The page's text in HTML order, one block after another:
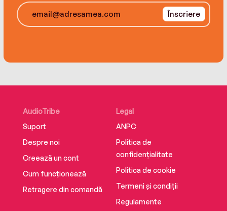
Here in the Tower, no one is safe – because
Înscriere
AudioTribe
Suport
Despre noi
Creează un cont
Cum funcționează
Retragere din comandă
Legal
ANPC
Politica de
confidențialitate
Politica de cookie
Termeni și condiții
Regulamente